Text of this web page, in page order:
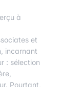
à
et
incarnant
: sélection
Pourtant,